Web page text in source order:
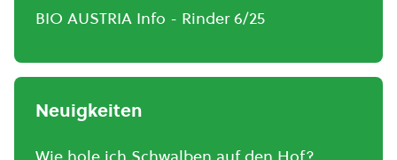
BIO AUSTRIA Info - Rinder 6/25
Neuigkeiten